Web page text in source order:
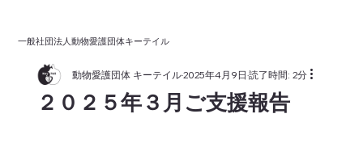
一般社団法人動物愛護団体キーテイル
２０２５年３月ご支援報告
動物愛護団体 キーテイル2025年4月9日 読了時間: 2分